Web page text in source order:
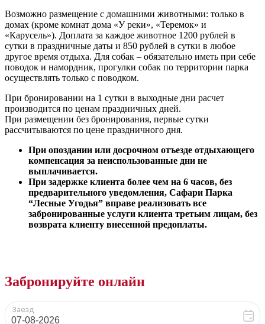
Возможно размещение с домашними животными: только в
домах (кроме комнат дома «У реки», «Теремок» и
«Карусель»). Доплата за каждое животное 1200 рублей в
сутки в праздничные даты и 850 рублей в сутки в любое
другое время отдыха. Для собак – обязательно иметь при себе
поводок и намордник, прогулки собак по территории парка
осуществлять только с поводком.
При бронировании на 1 сутки в выходные дни расчет
производится по ценам праздничных дней.
При размещении без бронирования, первые сутки
рассчитываются по цене праздничного дня.
При опоздании или досрочном отъезде отдыхающего
компенсация за неиспользованные дни не
выплачивается.
При задержке клиента более чем на 6 часов, без
предварительного уведомления, Сафари Парка
“Лесные Угодья” вправе реализовать все
забронированные услуги клиента третьим лицам, без
возврата клиенту внесенной предоплаты.
Забронируйте онлайн